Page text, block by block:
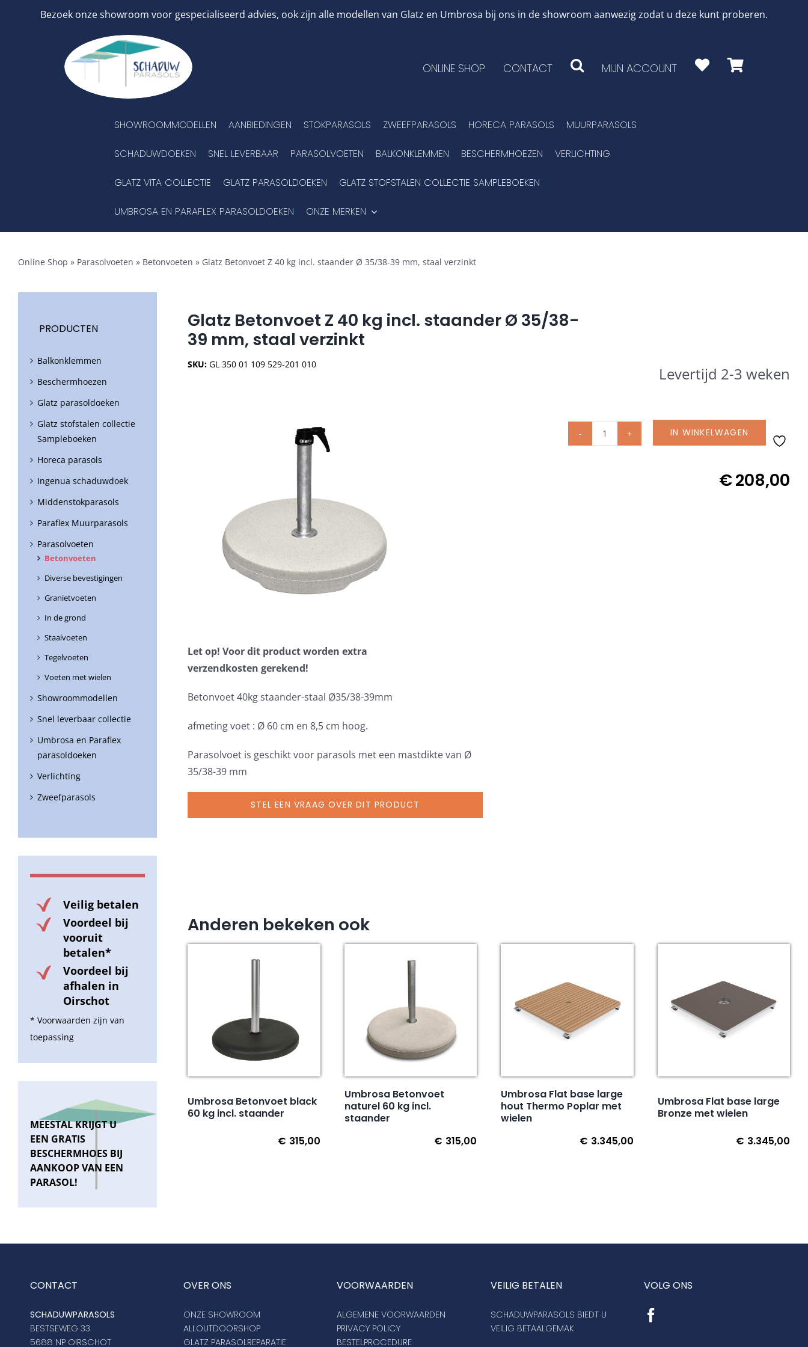
Bezoek onze showroom voor gespecialiseerd advies, ook zijn alle modellen van Glatz en Umbrosa bij ons in de showroom aanwezig zodat u deze kunt proberen.
ONLINE SHOP CONTACT MIJN ACCOUNT
SHOWROOMMODELLEN AANBIEDINGEN STOKPARASOLS ZWEEFPARASOLS HORECA PARASOLS MUURPARASOLS
SCHADUWDOEKEN SNEL LEVERBAAR PARASOLVOETEN BALKONKLEMMEN BESCHERMHOEZEN VERLICHTING
GLATZ VITA COLLECTIE GLATZ PARASOLDOEKEN GLATZ STOFSTALEN COLLECTIE SAMPLEBOEKEN
UMBROSA EN PARAFLEX PARASOLDOEKEN ONZE MERKEN
Online Shop » Parasolvoeten » Betonvoeten » Glatz Betonvoet Z 40 kg incl. staander Ø 35/38-39 mm, staal verzinkt
Glatz Betonvoet Z 40 kg incl. staander Ø 35/38-
39 mm, staal verzinkt
SKU:GL 350 01 109 529-201 010
Let op! Voor dit product worden extra
verzendkosten gerekend!
Levertijd 2-3 weken
Glatz
IN WINKELWAGEN
€208,00
Betonvoet 40kg staander-staal Ø35/38-39mm
afmeting voet : Ø 60 cm en 8,5 cm hoog.
Parasolvoet is geschikt voor parasols met een mastdikte van Ø
35/38-39 mm
STEL EEN VRAAG OVER DIT PRODUCT
Anderen bekeken ook
Umbrosa Betonvoet black
60 kg incl. staander
€ 315,00
Umbrosa Betonvoet
naturel 60 kg incl.
staander
€ 315,00
Umbrosa Flat base large
hout Thermo Poplar met
wielen
€ 3.345,00
Umbrosa Flat base large
Bronze met wielen
€ 3.345,00
PRODUCTEN
Balkonklemmen
Beschermhoezen
Glatz parasoldoeken
Glatz stofstalen collectie
Sampleboeken
Horeca parasols
Ingenua schaduwdoek
Middenstokparasols
Paraflex Muurparasols
Parasolvoeten
Betonvoeten
Diverse bevestigingen
Granietvoeten
In de grond
Staalvoeten
Tegelvoeten
Voeten met wielen
Showroommodellen
Snel leverbaar collectie
Umbrosa en Paraflex
parasoldoeken
Verlichting
Zweefparasols
Veilig betalen
Voordeel bij
vooruit
betalen*
Voordeel bij
afhalen in
Oirschot
* Voorwaarden zijn van
toepassing
MEESTAL KRIJGT U
EEN GRATIS
BESCHERMHOES BIJ
AANKOOP VAN EEN
PARASOL!
CONTACT
SCHADUWPARASOLS
BESTSEWEG 33
5688 NP OIRSCHOT
OVER ONS
ONZE SHOWROOM
ALLOUTDOORSHOP
GLATZ PARASOLREPARATIE
VOORWAARDEN
ALGEMENE VOORWAARDEN
PRIVACY POLICY
BESTELPROCEDURE
VEILIG BETALEN
SCHADUWPARASOLS BIEDT U
VEILIG BETAALGEMAK
VOLG ONS